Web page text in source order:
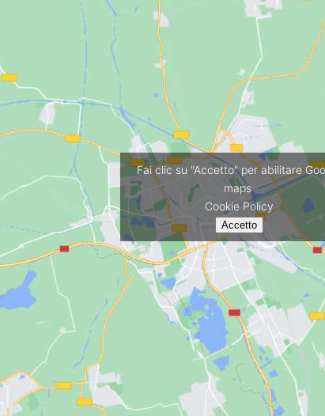
Fai clic su "Accetto" per abilitare
maps
Cookie Policy
Accetto